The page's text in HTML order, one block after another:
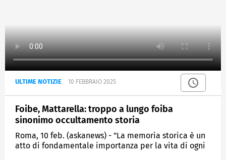
ULTIME NOTIZIE 10 FEBBRAIO 2025
Foibe, Mattarella: troppo a lungo foiba
sinonimo occultamento storia
Roma, 10 feb. (askanews) - "La memoria storica è un
atto di fondamentale importanza per la vita di ogni